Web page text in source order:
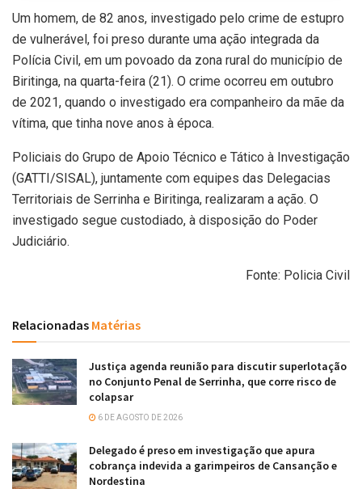
Um homem, de 82 anos, investigado pelo crime de estupro
de vulnerável, foi preso durante uma ação integrada da
Polícia Civil, em um povoado da zona rural do município de
Biritinga, na quarta-feira (21). O crime ocorreu em outubro
de 2021, quando o investigado era companheiro da mãe da
vítima, que tinha nove anos à época.
Policiais do Grupo de Apoio Técnico e Tático à Investigação
(GATTI/SISAL), juntamente com equipes das Delegacias
Territoriais de Serrinha e Biritinga, realizaram a ação. O
investigado segue custodiado, à disposição do Poder
Judiciário.
Fonte: Policia Civil
Relacionadas Matérias
Justiça agenda reunião para discutir superlotação
no Conjunto Penal de Serrinha, que corre risco de
colapsar
6 DE AGOSTO DE 2026
Delegado é preso em investigação que apura
cobrança indevida a garimpeiros de Cansanção e
Nordestina